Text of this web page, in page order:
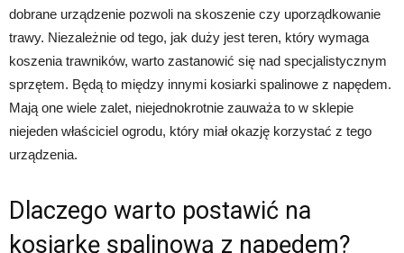
dobrane urządzenie pozwoli na skoszenie czy uporządkowanie
trawy. Niezależnie od tego, jak duży jest teren, który wymaga
koszenia trawników, warto zastanowić się nad specjalistycznym
sprzętem. Będą to między innymi kosiarki spalinowe z napędem.
Mają one wiele zalet, niejednokrotnie zauważa to w sklepie
niejeden właściciel ogrodu, który miał okazję korzystać z tego
urządzenia.
Dlaczego warto postawić na
kosiarkę spalinową z napędem?